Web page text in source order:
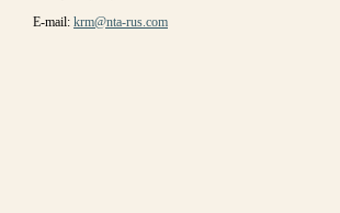
E-mail: krm@nta-rus.com